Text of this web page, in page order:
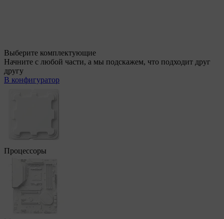
Выберите комплектующие
Начните с любой части, а мы подскажем, что подходит друг
другу
В конфигуратор
Процессоры